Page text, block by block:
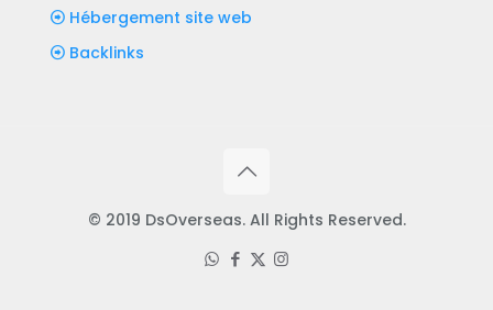
Hébergement site web
Backlinks
© 2019 DsOverseas. All Rights Reserved.